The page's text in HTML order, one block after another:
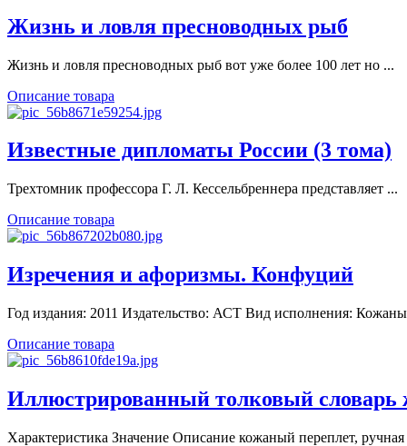
Жизнь и ловля пресноводных рыб
Жизнь и ловля пресноводных рыб вот уже более 100 лет но ...
Описание товара
Известные дипломаты России (3 тома)
Трехтомник профессора Г. Л. Кессельбреннера представляет ...
Описание товара
Изречения и афоризмы. Конфуций
Год издания: 2011 Издательство: АСТ Вид исполнения:
Описание товара
Иллюстрированный толковый словарь
Характеристика Значение Описание кожаный переплет, ручная